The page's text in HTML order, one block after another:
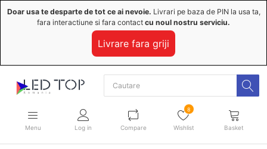
Doar usa te desparte de tot ce ai nevoie. Livrari pe baza de PIN la usa ta,
fara interactiune si fara contact cu noul nostru serviciu.
Livrare fara griji
Menu Log in Compare
8
Wishlist Basket